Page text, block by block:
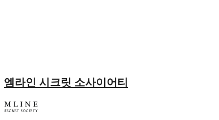
엠라인 시크릿 소사이어티